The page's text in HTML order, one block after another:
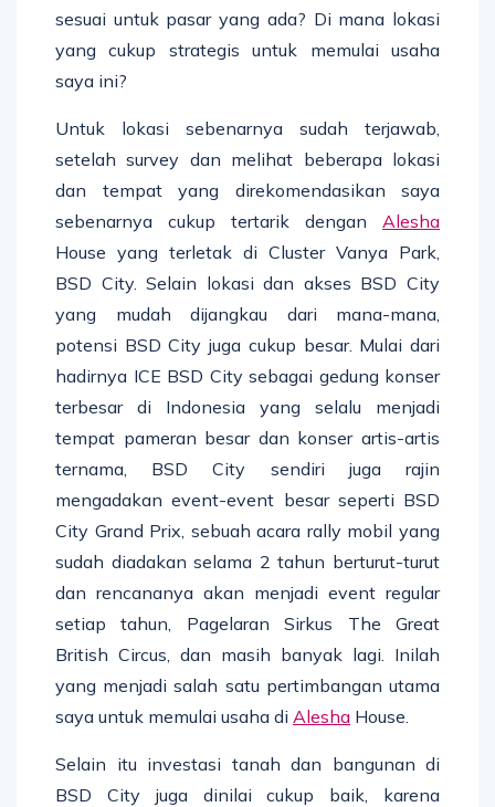
sesuai untuk pasar yang ada? Di mana lokasi
yang cukup strategis untuk memulai usaha
saya ini?
Untuk lokasi sebenarnya sudah terjawab,
setelah survey dan melihat beberapa lokasi
dan tempat yang direkomendasikan saya
sebenarnya cukup tertarik dengan Alesha
House yang terletak di Cluster Vanya Park,
BSD City. Selain lokasi dan akses BSD City
yang mudah dijangkau dari mana-mana,
potensi BSD City juga cukup besar. Mulai dari
hadirnya ICE BSD City sebagai gedung konser
terbesar di Indonesia yang selalu menjadi
tempat pameran besar dan konser artis-artis
ternama, BSD City sendiri juga rajin
mengadakan event-event besar seperti BSD
City Grand Prix, sebuah acara rally mobil yang
sudah diadakan selama 2 tahun berturut-turut
dan rencananya akan menjadi event regular
setiap tahun, Pagelaran Sirkus The Great
British Circus, dan masih banyak lagi. Inilah
yang menjadi salah satu pertimbangan utama
saya untuk memulai usaha di Alesha House.
Selain itu investasi tanah dan bangunan di
BSD City juga dinilai cukup baik, karena